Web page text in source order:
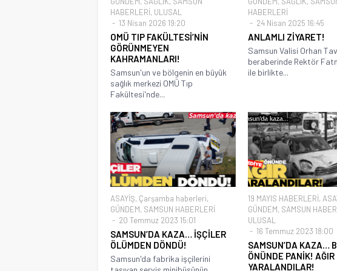
HABERLERİ, ULUSAL
13 Nisan 2026 19:20
OMÜ TIP FAKÜLTESİ’NİN
GÖRÜNMEYEN
KAHRAMANLARI!
Samsun'un ve bölgenin en büyük
sağlık merkezi OMÜ Tıp
Fakültesi'nde...
HABERLERİ
24 Nisan 2025 16:45
ANLAMLI ZİYARET!
Samsun Valisi Orhan
beraberinde Rektör
ile birlikte...
ASAYİŞ, Çarşamba haberleri,
GÜNDEM, SAMSUN HABERLERİ
20 Temmuz 2023 15:01
SAMSUN’DA KAZA… İŞÇİLER
ÖLÜMDEN DÖNDÜ!
Samsun'da fabrika işçilerini
19 MAYIS HABERLERİ,
GÜNDEM, SAMSUN
ULUSAL
16 Temmuz 2023 18:00
SAMSUN’DA KAZA…
ÖNÜNDE PANİK! AĞIR
YARALANDILAR!